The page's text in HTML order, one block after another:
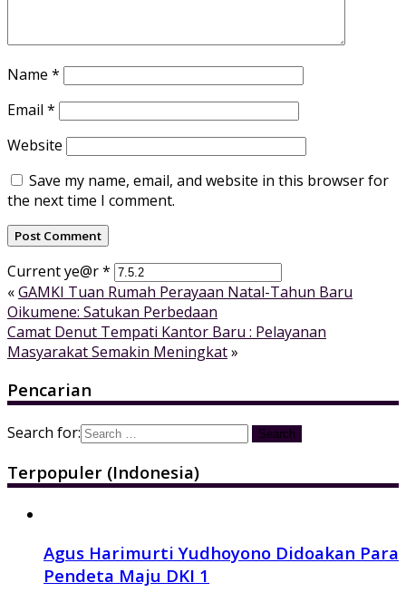
Name *
Email *
Website
Save my name, email, and website in this browser for
the next time I comment.
Current ye@r*
«GAMKI Tuan Rumah Perayaan Natal-Tahun Baru
Oikumene: Satukan Perbedaan
Camat Denut Tempati Kantor Baru : Pelayanan
Masyarakat Semakin Meningkat»
Pencarian
Search for:
Terpopuler (Indonesia)
Agus Harimurti Yudhoyono Didoakan Para
Pendeta Maju DKI 1